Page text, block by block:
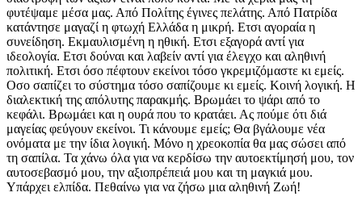
φυτέψαμε μέσα μας. Από Πολίτης έγινες πελάτης. Από Πατρίδα
κατάντησε μαγαζί η φτωχή Ελλάδα η μικρή. Ετσι αγοραία η
συνείδηση. Εκμαυλισμένη η ηθική. Ετσι εξαγορά αντί για
ιδεολογία. Ετσι δούναι και λαβείν αντί για έλεγχο και αληθινή
πολιτική. Ετσι όσο πέφτουν εκείνοι τόσο γκρεμιζόμαστε κι εμείς.
Οσο σαπίζει το σύστημα τόσο σαπίζουμε κι εμείς. Κοινή λογική. Η
διαλεκτική της απόλυτης παρακμής. Βρωμάει το ψάρι από το
κεφάλι. Βρωμάει και η ουρά που το κρατάει. Ας πούμε ότι διά
μαγείας φεύγουν εκείνοι. Τι κάνουμε εμείς; Θα βγάλουμε νέα
ονόματα με την ίδια λογική. Μόνο η χρεοκοπία θα μας σώσει από
τη σαπίλα. Τα χάνω όλα για να κερδίσω την αυτοεκτίμησή μου, τον
αυτοσεβασμό μου, την αξιοπρέπειά μου και τη μαγκιά μου.
Υπάρχει ελπίδα. Πεθαίνω για να ζήσω μια αληθινή Ζωή!